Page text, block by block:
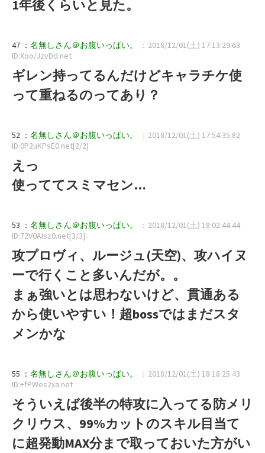
1年後くらいと見た。
47 ： 名無しさん＠お腹いっぱい。
：2018/12/01(土) 17:13:29.63
ID:Xoo/JzvDd.net
ギレン持ってるんだけどキャラチケ使
って重ねるのってあり？
52 ： 名無しさん＠お腹いっぱい。
：2018/12/01(土) 17:54:35.82
ID:0P2uKPsE0.net[2/2]
えっ
使っててスミマセン…
53 ： 名無しさん＠お腹いっぱい。
：2018/12/01(土) 18:02:44.44
ID:72V0AIsz0.net[3/3]
攻プロヴィ、ルージュ(天空)、攻ハイヌ
ーで行くこと多いんだが。。
まぁ強いとは思わないけど、貫通ある
から使いやすい！超bossではまだスタ
メンかな
55 ： 名無しさん＠お腹いっぱい。
：2018/12/01(土) 18:18:25.43
ID:+fPWes2xa.net
そういえば後半の特攻に入ってる防メリ
クリウス、99%カットのスキル目当て
に超発動MAX分まで取っておいた方がい